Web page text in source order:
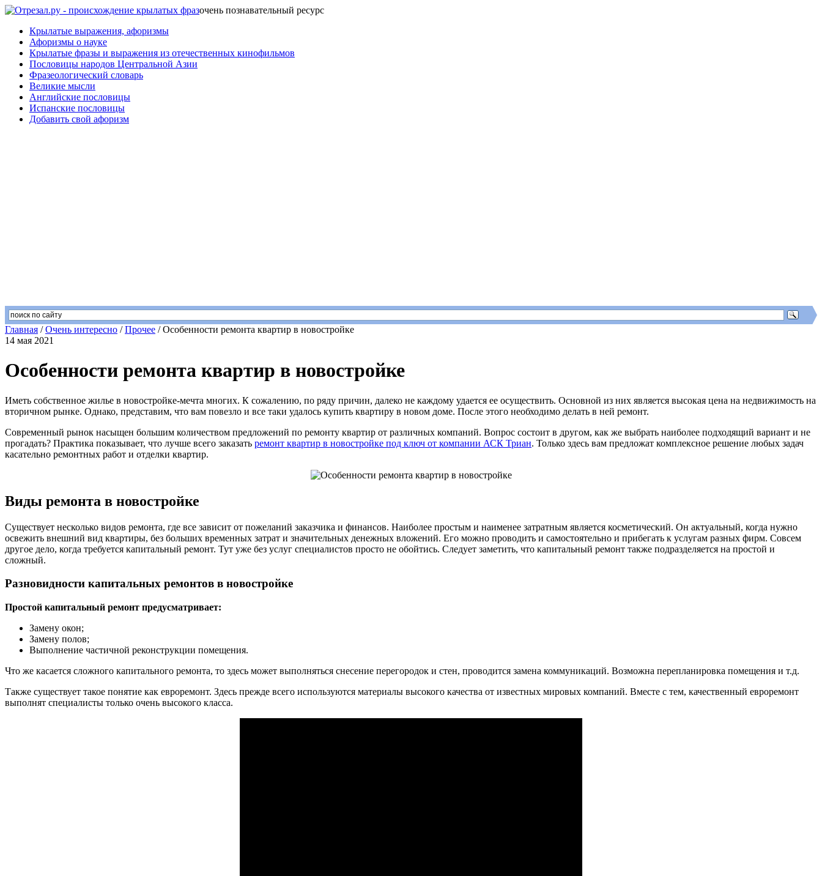
очень познавательный ресурс
Крылатые выражения, афоризмы
Афоризмы о науке
Крылатые фразы и выражения из отечественных кинофильмов
Пословицы народов Центральной Азии
Фразеологический словарь
Великие мысли
Английские пословицы
Испанские пословицы
Добавить свой афоризм
Главная /Очень интересно /Прочее /Особенности ремонта квартир в новостройке
14 мая 2021
Особенности ремонта квартир в новостройке
Иметь собственное жилье в новостройке-мечта многих. К сожалению, по ряду причин, далеко не каждому удается ее осуществить. Основной из них является высокая цена на недвижимость на
вторичном рынке. Однако, представим, что вам повезло и все таки удалось купить квартиру в новом доме. После этого необходимо делать в ней ремонт.
Современный рынок насыщен большим количеством предложений по ремонту квартир от различных компаний. Вопрос состоит в другом, как же выбрать наиболее подходящий вариант и не
прогадать? Практика показывает, что лучше всего заказать ремонт квартир в новостройке под ключ от компании АСК Триан. Только здесь вам предложат комплексное решение любых задач
касательно ремонтных работ и отделки квартир.
Виды ремонта в новостройке
Существует несколько видов ремонта, где все зависит от пожеланий заказчика и финансов. Наиболее простым и наименее затратным является косметический. Он актуальный, когда нужно
освежить внешний вид квартиры, без больших временных затрат и значительных денежных вложений. Его можно проводить и самостоятельно и прибегать к услугам разных фирм. Совсем
другое дело, когда требуется капитальный ремонт. Тут уже без услуг специалистов просто не обойтись. Следует заметить, что капитальный ремонт также подразделяется на простой и
сложный.
Разновидности капитальных ремонтов в новостройке
Простой капитальный ремонт предусматривает:
Замену окон;
Замену полов;
Выполнение частичной реконструкции помещения.
Что же касается сложного капитального ремонта, то здесь может выполняться снесение перегородок и стен, проводится замена коммуникаций. Возможна перепланировка помещения и т.д.
Также существует такое понятие как евроремонт. Здесь прежде всего используются материалы высокого качества от известных мировых компаний. Вместе с тем, качественный евроремонт
выполнят специалисты только очень высокого класса.